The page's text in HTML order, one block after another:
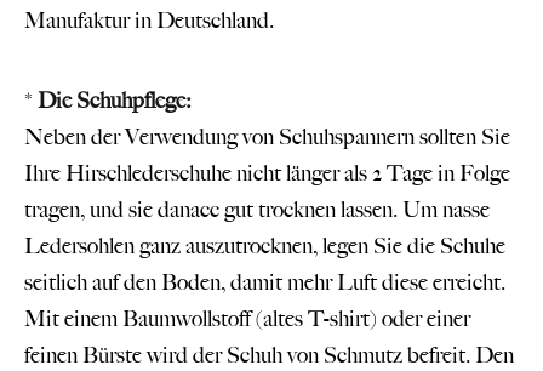
Manufakturin Deutschland.
* Die Schuhpflege:
Neben der Verwendung von Schuhspannern sollten Sie
Ihre Hirschlederschuhe nicht länger als 2 Tage in Folge
tragen, und sie danacc gut trocknen lassen. Um nasse
Ledersohlen ganz auszutrocknen, legen Sie die Schuhe
seitlich auf den Boden, damit mehr Luft diese erreicht.
Mit einem Baumwollstoff (altes T-shirt) oder einer
feinen Bürste wird der Schuh von Schmutz befreit. Den